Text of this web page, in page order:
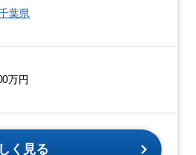
葉県
万円
く見る